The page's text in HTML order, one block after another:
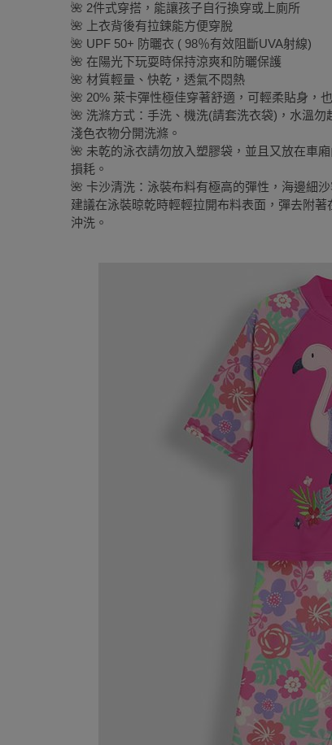
🌺 2件式穿搭，能讓孩子自行換穿或上廁所
🌺 上衣背後有拉鍊能方便穿脫
🌺 UPF 50+ 防曬衣 ( 98％有效阻斷UVA射線)
🌺 在陽光下玩耍時保持涼爽和防曬保護
🌺 材質輕量、快乾，透氣不悶熱
🌺 20% 萊卡彈性極佳穿著舒適，可輕柔貼身，
🌺 洗滌方式：手洗、機洗(請套洗衣袋)，水溫
淺色衣物分開洗滌。
🌺 未乾的泳衣請勿放入塑膠袋，並且又放在車
損耗。
🌺 卡沙清洗：泳裝布料有極高的彈性，海邊細
建議在泳裝晾乾時輕輕拉開布料表面，彈去附
沖洗。